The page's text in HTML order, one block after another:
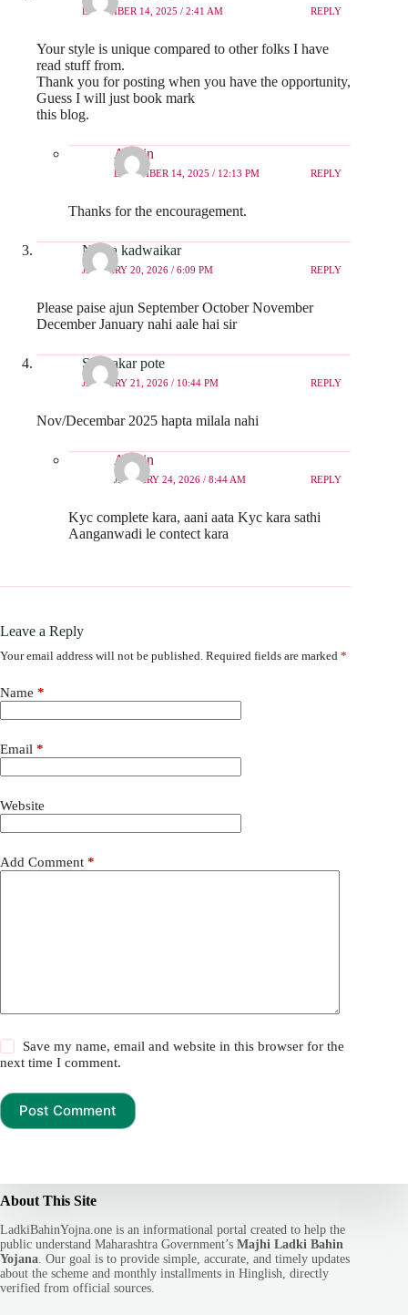
DECEMBER 14, 2025 / 2:41 AM REPLY
Your style is unique compared to other folks I have
read stuff from.
Thank you for posting when you have the opportunity,
Guess I will just book mark
this blog.
Admin
DECEMBER 14, 2025 / 12:13 PM REPLY
Thanks for the encouragement.
Nikita kadwaikar
JANUARY 20, 2026 / 6:09 PM REPLY
Please paise ajun September October November
December January nahi aale hai sir
Sudhakar pote
JANUARY 21, 2026 / 10:44 PM REPLY
Nov/Decembar 2025 hapta milala nahi
Admin
JANUARY 24, 2026 / 8:44 AM REPLY
Kyc complete kara, aani aata Kyc kara sathi
Aanganwadi le contect kara
Leave a Reply
Your email address will not be published. Required fields are marked *
Name *
Email *
Website
Add Comment *
Save my name, email and website in this browser for the
next time I comment.
Post Comment
About This Site
LadkiBahinYojna.one is an informational portal created to help the
public understand Maharashtra Government’s Majhi Ladki Bahin
Yojana . Our goal is to provide simple, accurate, and timely updates
about the scheme and monthly installments in Hinglish, directly
verified from official sources.